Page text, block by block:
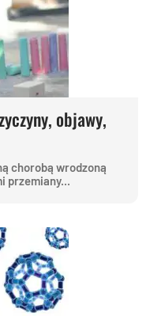
objawy,
chorobą wrodzoną
przemiany...